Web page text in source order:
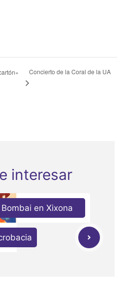
Concierto de la Coral de la UA
interesar
Bombai en Xixona